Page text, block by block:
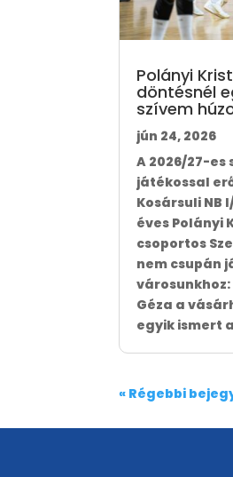
Polányi
döntésnél
szívem
jún 24, 2026
A 2026/27-es
játékossal
Kosársuli NB
éves Polányi
csoportos
nem csupán
Géza a
egyik ismert
« Régebbi